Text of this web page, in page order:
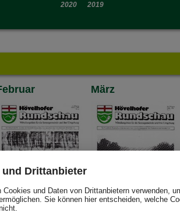
Drittanbieter
Cookies und Daten von Drittanbietern verwenden,
Sie können hier entscheiden, welche
2020
2019
März